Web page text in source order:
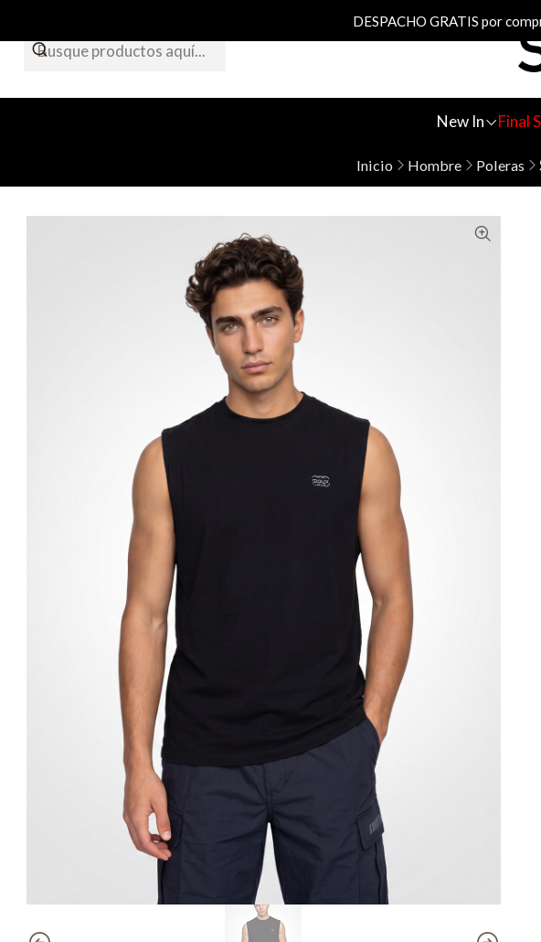
New In Final
DESPACHO GRATIS por
Inicio Hombre Poleras